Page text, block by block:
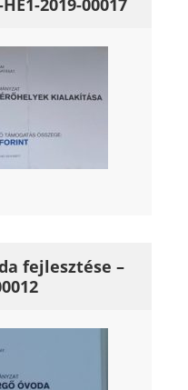
2019-00017
fejlesztése –